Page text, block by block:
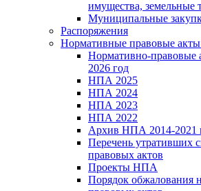
имущества, земельные
Муниципальные
Распоряжения
Нормативные правовые
Нормативно-правовые
2026 год
НПА 2025
НПА 2024
НПА 2023
НПА 2022
Архив НПА 2014-2021
Перечень утративших
правовых актов
Проекты НПА
Порядок обжалования